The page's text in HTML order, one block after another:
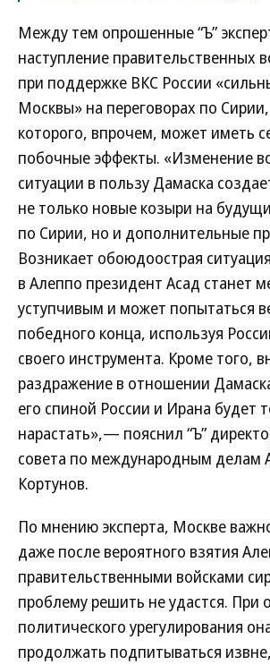
Между тем опрошенные “Ъ”
наступление правительственных
при поддержке ВКС России
Москвы» на переговорах по
которого, впрочем, может иметь
побочные эффекты. «Изменение
ситуации в пользу Дамаска
не только новые козыри на
по Сирии, но и дополнительные
Возникает обоюдоострая
в Алеппо президент Асад станет
уступчивым и может попытаться
победного конца, используя
своего инструмента. Кроме того,
раздражение в отношении
его спиной России и Ирана будет
нарастать»,— пояснил “Ъ”
совета по международным делам
Кортунов.
По мнению эксперта, Москве
даже после вероятного взятия
правительственными войсками
проблему решить не удастся. При
политического урегулирования
продолжать подпитываться